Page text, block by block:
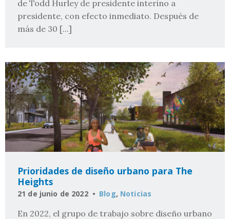
de Todd Hurley de presidente interino a
presidente, con efecto inmediato. Después de
más de 30 [...]
Prioridades de diseño urbano para The
Heights
21 de junio de 2022 Blog, Noticias
En 2022, el grupo de trabajo sobre diseño urbano